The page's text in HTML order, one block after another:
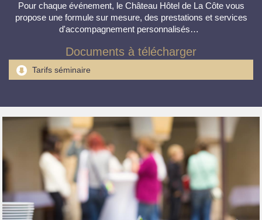
Pour chaque événement, le Château Hôtel de La Côte vous
propose une formule sur mesure, des prestations et services
d'accompagnement personnalisés…
Documents à télécharger
Tarifs séminaire